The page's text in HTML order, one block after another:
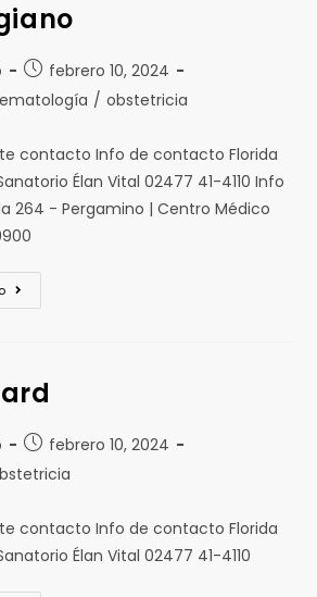
febrero 10, 2024
/ obstetricia
contacto Info de contacto Florida
Élan Vital 02477 41-4110 Info
264 - Pergamino | Centro Médico
febrero 10, 2024
contacto Info de contacto Florida
Élan Vital 02477 41-4110